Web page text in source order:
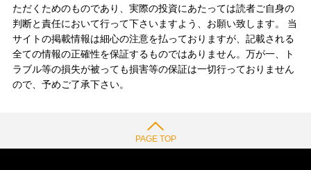
ただくためのものであり、実際の投資にあたっては読者ご自身の
判断と責任において行って下さいますよう、お願い致します。 当
サイトの掲載情報は細心の注意を払っておりますが、記載される
全ての情報の正確性を保証するものではありません。万が一、ト
ラブル等の損失が被っても損害等の保証は一切行っておりません
ので、予めご了承下さい。
PAGE TOP